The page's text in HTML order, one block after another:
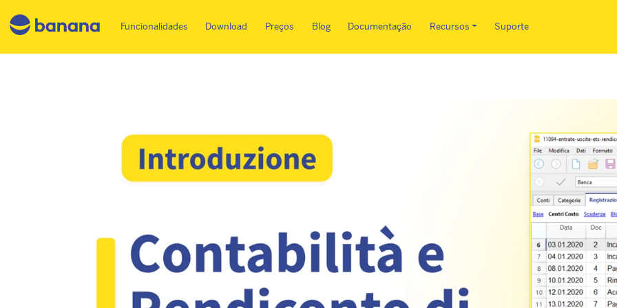
Main menu PT
Funcionalidades Download Preços Blog Documentação Recursos Suporte